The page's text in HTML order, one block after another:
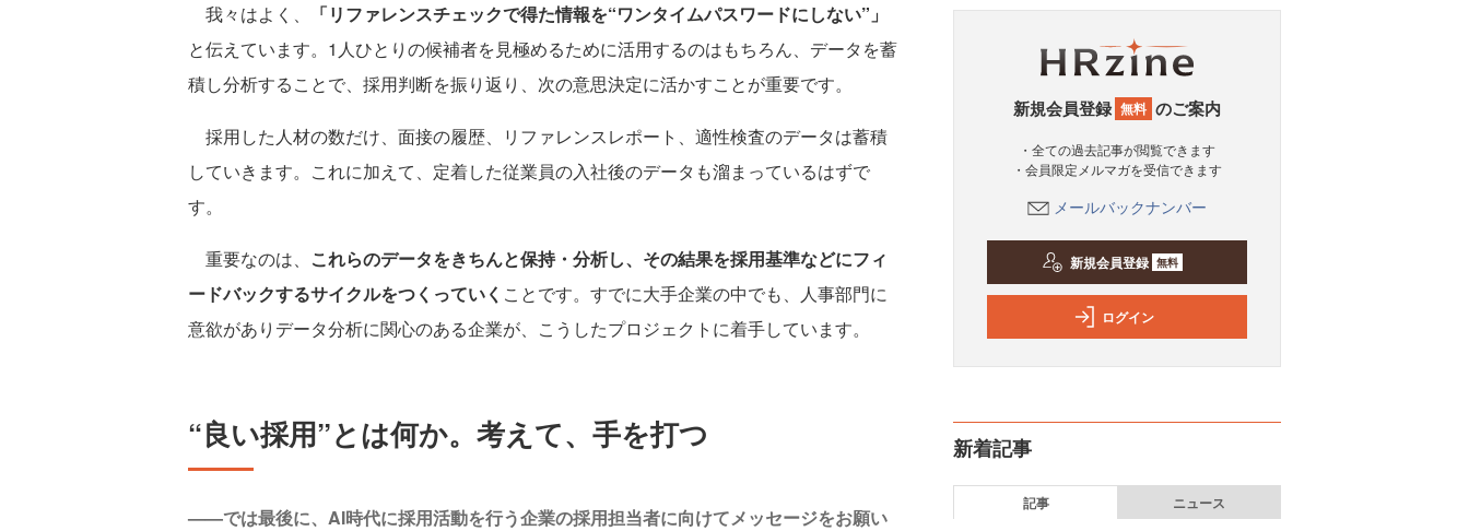
我々はよく、
「リファレンスチェックで得た情報を“ワンタイムパスワードにしない”」
と伝えています。1人ひとりの候補者を見極めるために活用するのはもちろん、データを蓄
積し分析することで、採用判断を振り返り、次の意思決定に活かすことが重要です。
採用した人材の数だけ、面接の履歴、リファレンスレポート、適性検査のデータは蓄積
していきます。これに加えて、定着した従業員の入社後のデータも溜まっているはずで
す。
重要なのは、 これらのデータをきちんと保持・分析し、その結果を採用基準などにフィ
ードバックするサイクルをつくっていく ことです。すでに大手企業の中でも、人事部門に
意欲がありデータ分析に関心のある企業が、こうしたプロジェクトに着手しています。
“良い採用”とは何か。考えて、手を打つ
——では最後に、AI時代に採用活動を行う企業の採用担当者に向けてメッセージをお願い
新規会員登録 無料 のご案内
・全ての過去記事が閲覧できます
・会員限定メルマガを受信できます
メールバックナンバー
新規会員登録 無料
ログイン
新着記事
記事 ニュース